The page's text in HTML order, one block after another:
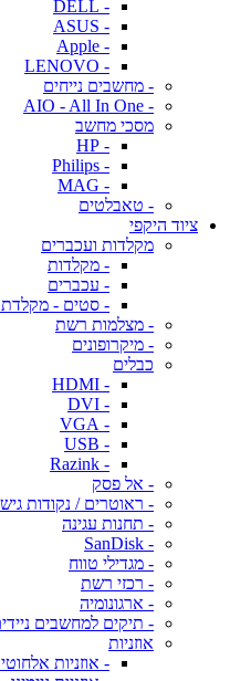
- DELL
- ASUS
- Apple
- LENOVO
- מחשבים נייחים
- AIO - All In One
מסכי מחשב
- HP
- Philips
- MAG
- טאבלטים
ציוד היקפי
מקלדות ועכברים
- מקלדות
- עכברים
- סטים -
- מצלמות רשת
- מיקרופונים
כבלים
- HDMI
- DVI
- VGA
- USB
- Razink
- אל פסק
- ראוטרים / נקודות
- תחנות עגינה
- SanDisk
- מגדילי טווח
- רכזי רשת
- ארגונומיה
- תיקים למחשבים
אוזניות
- אוזניות